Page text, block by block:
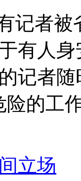
记者
有人
记者
险的工
立场